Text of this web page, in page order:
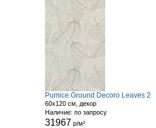
Pumice Ground Decoro Leaves 2
60x120 см, декор
Наличие: по запросу
31967 р/м²